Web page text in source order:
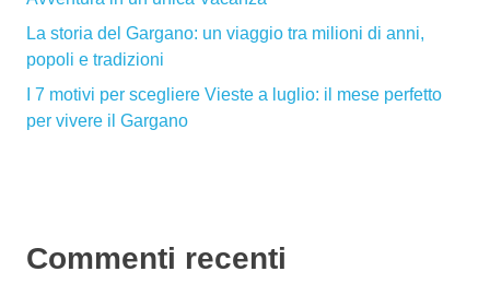
La storia del Gargano: un viaggio tra milioni di anni,
popoli e tradizioni
I 7 motivi per scegliere Vieste a luglio: il mese perfetto
per vivere il Gargano
Commenti recenti